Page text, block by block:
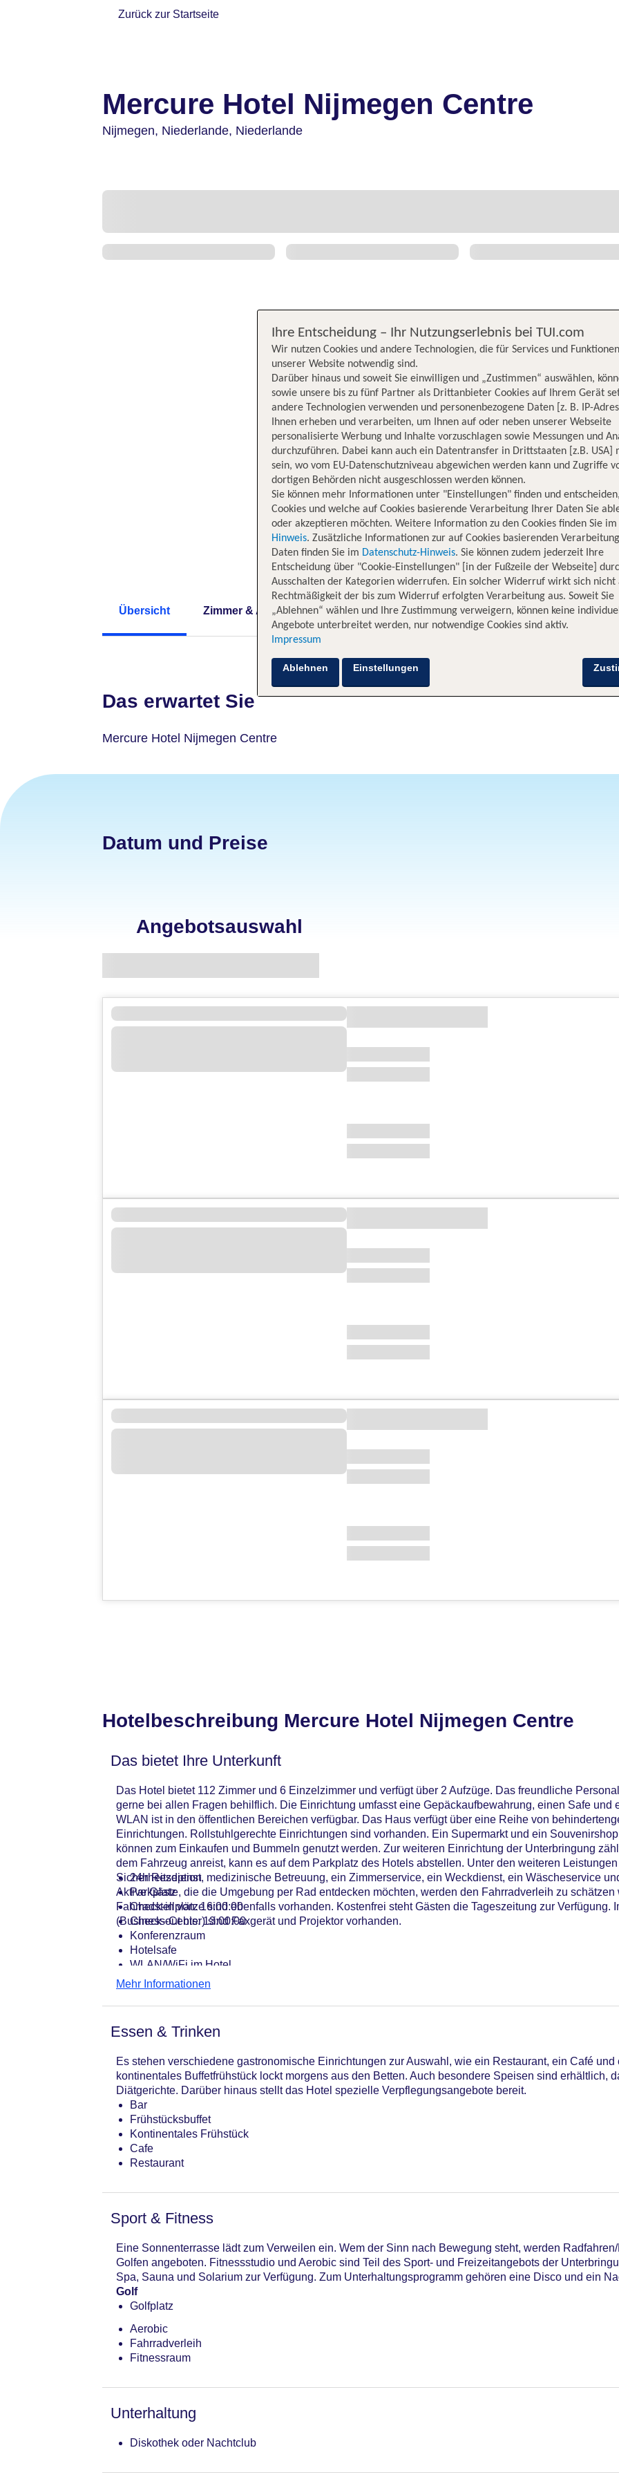
Zurück zur Startseite
Mercure Hotel Nijmegen Centre
Nijmegen, Niederlande, Niederlande
Übersicht Zimmer & Angebote Hotelinformationen Lage Bewertungen
Das erwartet Sie
Mercure Hotel Nijmegen Centre
Datum und Preise
Angebotsauswahl
Hotelbeschreibung Mercure Hotel Nijmegen Centre
Das bietet Ihre Unterkunft
Das Hotel bietet 112 Zimmer und 6 Einzelzimmer und verfügt über 2 Aufzüge. Das freundliche
gerne bei allen Fragen behilflich. Die Einrichtung umfasst eine Gepäckaufbewahrung, einen Safe und
WLAN ist in den öffentlichen Bereichen verfügbar. Das Haus verfügt über eine Reihe von
Einrichtungen. Rollstuhlgerechte Einrichtungen sind vorhanden. Ein Supermarkt und ein
können zum Einkaufen und Bummeln genutzt werden. Zur weiteren Einrichtung der Unterbringung
dem Fahrzeug anreist, kann es auf dem Parkplatz des Hotels abstellen. Unter den weiteren
Sicherheitsdienst, medizinische Betreuung, ein Zimmerservice, ein Weckdienst, ein Wäscheservice
Aktive Gäste, die die Umgebung per Rad entdecken möchten, werden den Fahrradverleih zu schätzen
Fahrradstellplätze sind ebenfalls vorhanden. Kostenfrei steht Gästen die Tageszeitung zur Verfügung.
(Business-Center) sind Faxgerät und Projektor vorhanden.
24h Rezeption
Parkplatz
Check-in von: 16:00:00
Check-out bis: 13:00:00
Konferenzraum
Hotelsafe
WLAN/WiFi im Hotel
Lift
Anzahl der Aufzüge: 2
Zimmerservice
Gesamtanzahl der Zimmer: 112
Zahlungsarten: American Express, Diners Club, EC Maestro, Mastercard, Visa
Landeskategorie: 4 Sterne
Mehr Informationen
Essen & Trinken
Es stehen verschiedene gastronomische Einrichtungen zur Auswahl, wie ein Restaurant, ein Café und
kontinentales Buffetfrühstück lockt morgens aus den Betten. Auch besondere Speisen sind erhältlich,
Diätgerichte. Darüber hinaus stellt das Hotel spezielle Verpflegungsangebote bereit.
Bar
Frühstücksbuffet
Kontinentales Frühstück
Cafe
Restaurant
Sport & Fitness
Eine Sonnenterrasse lädt zum Verweilen ein. Wem der Sinn nach Bewegung steht, werden
Golfen angeboten. Fitnessstudio und Aerobic sind Teil des Sport- und Freizeitangebots der
Spa, Sauna und Solarium zur Verfügung. Zum Unterhaltungsprogramm gehören eine Disco und ein
Golf
Golfplatz
Aerobic
Fahrradverleih
Fitnessraum
Unterhaltung
Diskothek oder Nachtclub
Ihre Entscheidung – Ihr Nutzungserlebnis bei TUI.com
Wir nutzen Cookies und andere Technologien, die für Services und
unserer Website notwendig sind.
Darüber hinaus und soweit Sie einwilligen und „Zustimmen“ auswählen,
sowie unsere bis zu fünf Partner als Drittanbieter Cookies auf Ihrem Gerät
andere Technologien verwenden und personenbezogene Daten [z. B. IP-
Ihnen erheben und verarbeiten, um Ihnen auf oder neben unserer Webseite
personalisierte Werbung und Inhalte vorzuschlagen sowie Messungen und
durchzuführen. Dabei kann auch ein Datentransfer in Drittstaaten [z.B. USA]
sein, wo vom EU-Datenschutzniveau abgewichen werden kann und Zugriffe
dortigen Behörden nicht ausgeschlossen werden können.
Sie können mehr Informationen unter "Einstellungen" finden und
Cookies und welche auf Cookies basierende Verarbeitung Ihrer Daten Sie
oder akzeptieren möchten. Weitere Information zu den Cookies finden Sie im
Hinweis. Zusätzliche Informationen zur auf Cookies basierenden
Daten finden Sie im Datenschutz-Hinweis. Sie können zudem jederzeit Ihre
Entscheidung über "Cookie-Einstellungen" [in der Fußzeile der Webseite]
Ausschalten der Kategorien widerrufen. Ein solcher Widerruf wirkt sich nicht
Rechtmäßigkeit der bis zum Widerruf erfolgten Verarbeitung aus. Soweit Sie
„Ablehnen“ wählen und Ihre Zustimmung verweigern, können keine
Angebote unterbreitet werden, nur notwendige Cookies sind aktiv.
Impressum
Ablehnen Einstellungen